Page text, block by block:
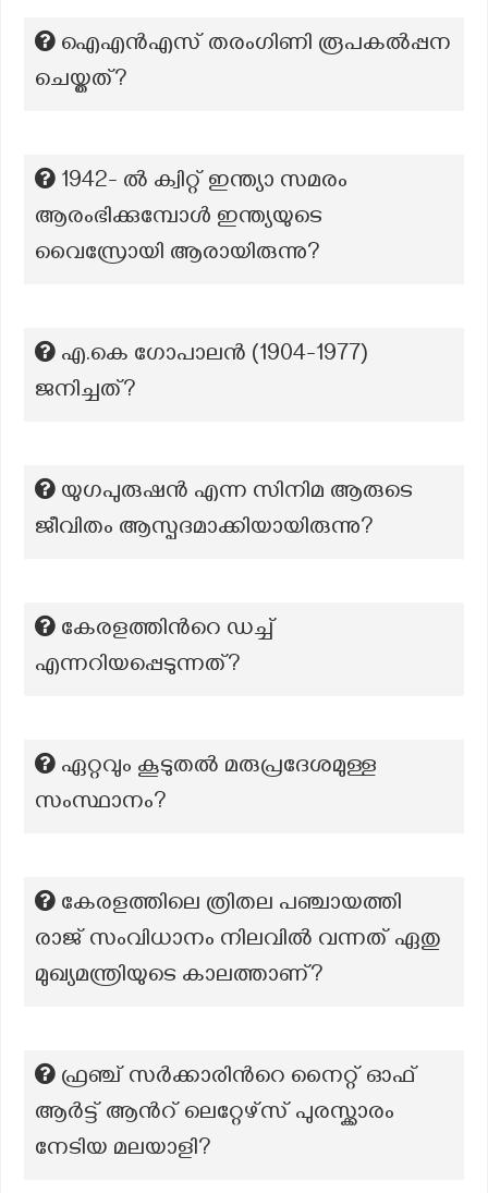
ഐഎൻഎസ് തരംഗിണി രൂപകൽപ്പന
ചെയ്തത്?
1942- ൽ ക്വിറ്റ് ഇന്ത്യാ സമരം
ആരംഭിക്കുമ്പോൾ ഇന്ത്യയുടെ
വൈസ്രോയി ആരായിരുന്നു?
എ.കെ ഗോപാലൻ (1904-1977)
ജനിച്ചത്?
യുഗപുരുഷൻ എന്ന സിനിമ ആരുടെ
ജീവിതം ആസ്പദമാക്കിയായിരുന്നു?
കേരളത്തിന്‍റെ ഡച്ച്
എന്നറിയപ്പെടുന്നത്?
ഏറ്റവും കൂടുതല്‍ മരുപ്രദേശമുള്ള
സംസ്ഥാനം?
കേരളത്തിലെ ത്രിതല പഞ്ചായത്തി
രാജ് സംവിധാനം നിലവിൽ വന്നത് ഏതു
മുഖ്യമന്ത്രിയുടെ കാലത്താണ്?
ഫ്രഞ്ച് സർക്കാരിന്‍റെ നൈറ്റ് ഓഫ്
ആർട്ട് ആന്‍റ് ലെറ്റേഴ്സ് പുരസ്ക്കാരം
നേടിയ മലയാളി?